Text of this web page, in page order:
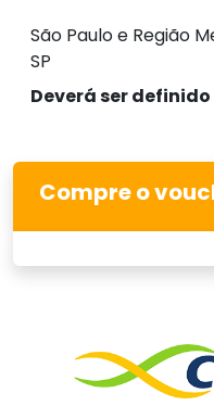
São Paulo e Região
SP
Deverá ser
Compre o